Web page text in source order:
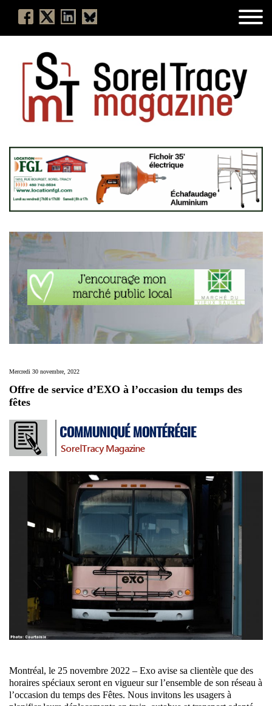
Mercredi 30 novembre, 2022
Offre de service d’EXO à l’occasion du temps des
fêtes
Montréal, le 25 novembre 2022 – Exo avise sa clientèle que des
horaires spéciaux seront en vigueur sur l’ensemble de son réseau à
l’occasion du temps des Fêtes. Nous invitons les usagers à